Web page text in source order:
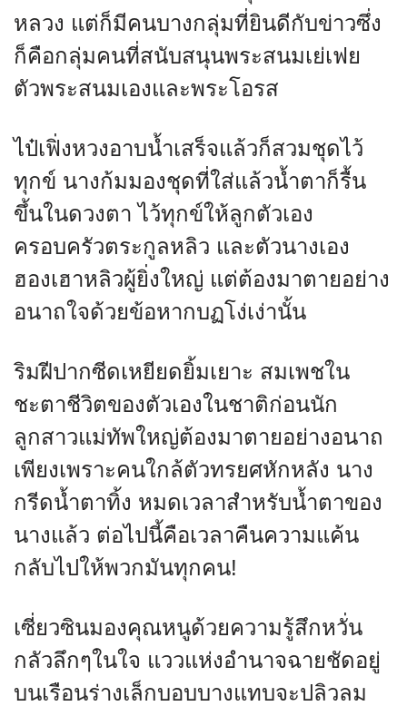
หลวง แต่ก็มีคนบางกลุ่มที่ยินดีกับข่าวซึ่ง
ก็คือกลุ่มคนที่สนับสนุนพระสนมเย่เฟย
ตัวพระสนมเองและพระโอรส
ไป๋เฟิ่งหวงอาบน้ำเสร็จแล้วก็สวมชุดไว้
ทุกข์ นางก้มมองชุดที่ใส่แล้วน้ำตาก็รื้น
ขึ้นในดวงตา ไว้ทุกข์ให้ลูกตัวเอง
ครอบครัวตระกูลหลิว และตัวนางเอง
ฮองเฮาหลิวผู้ยิ่งใหญ่ แต่ต้องมาตายอย่าง
อนาถใจด้วยข้อหากบฏโง่เง่านั้น
ริมฝีปากซีดเหยียดยิ้มเยาะ สมเพชใน
ชะตาชีวิตของตัวเองในชาติก่อนนัก
ลูกสาวแม่ทัพใหญ่ต้องมาตายอย่างอนาถ
เพียงเพราะคนใกล้ตัวทรยศหักหลัง นาง
กรีดน้ำตาทิ้ง หมดเวลาสำหรับน้ำตาของ
นางแล้ว ต่อไปนี้คือเวลาคืนความแค้น
กลับไปให้พวกมันทุกคน!
เซี่ยวซินมองคุณหนูด้วยความรู้สึกหวั่น
กลัวลึกๆในใจ แววแห่งอำนาจฉายชัดอยู่
บนเรือนร่างเล็กบอบบางแทบจะปลิวลม